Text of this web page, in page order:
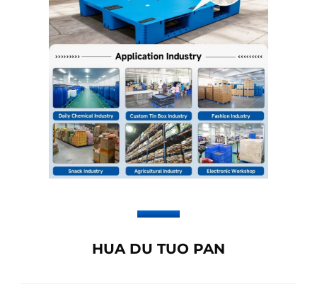
HUA DU TUO PAN